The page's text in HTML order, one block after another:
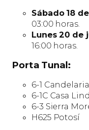
Sábado 18
03:00 horas.
Lunes 20 de
16:00 horas.
Porta Tunal:
6-1 Candelaria
6-1C Casa
6-3 Sierra
H625 Potosí